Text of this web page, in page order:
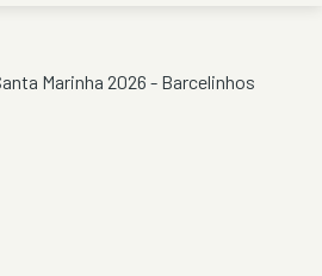
Marinha 2026 - Barcelinhos